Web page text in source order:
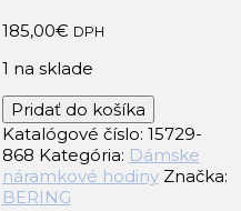
185,00€ DPH
1 na sklade
množstvo
Dámske
náramkové
hodinky
BERING
Pridať do košíka
Katalógové číslo: 15729-
868 Kategória: Dámske
náramkové hodiny Značka:
BERING